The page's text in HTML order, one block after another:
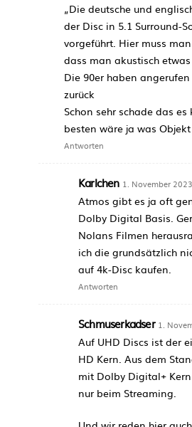
„Die deutsche und
der Disc in 5.1 Surround-
vorgeführt. Hier muss
dass man akustisch
Die 90er haben
zurück
Schon sehr schade das
besten wäre ja was
Antworten
Karlchen 1. November
Atmos gibt es ja oft
Dolby Digital Basis.
Nolans Filmen
ich die grundsätzlich
auf 4k-Disc kaufen.
Antworten
Schmuserkadser 1.
Auf UHD Discs ist der
HD Kern. Aus dem
mit Dolby Digital+
nur beim Streaming.